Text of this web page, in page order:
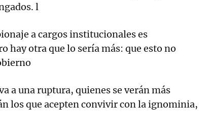
l
a cargos institucionales es
hay otra que lo sería más: que esto no
a una ruptura, quienes se verán más
los que acepten convivir con la ignominia,